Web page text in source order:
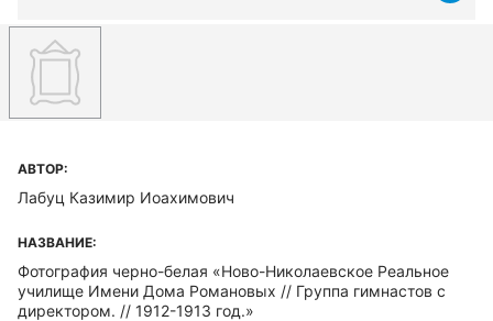
АВТОР:
Лабуц Казимир Иоахимович
НАЗВАНИЕ:
Фотография черно-белая «Ново-Николаевское Реальное
училище Имени Дома Романовых // Группа гимнастов с
директором. // 1912-1913 год.»